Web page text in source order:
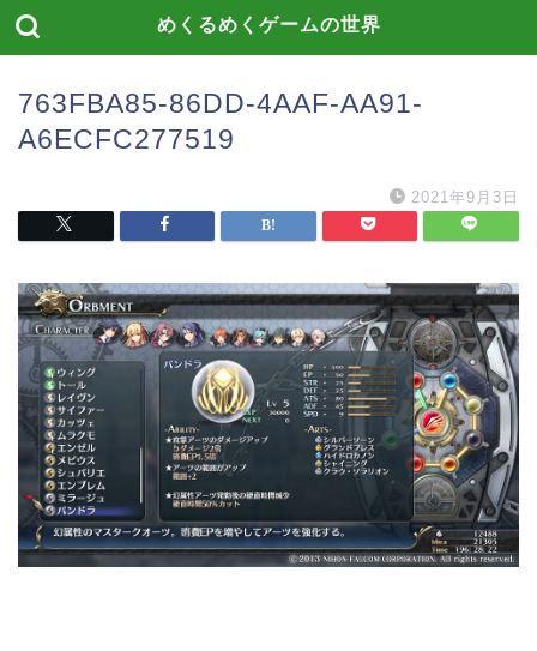
めくるめくゲームの世界
763FBA85-86DD-4AAF-AA91-
A6ECFC277519
2021年9月3日